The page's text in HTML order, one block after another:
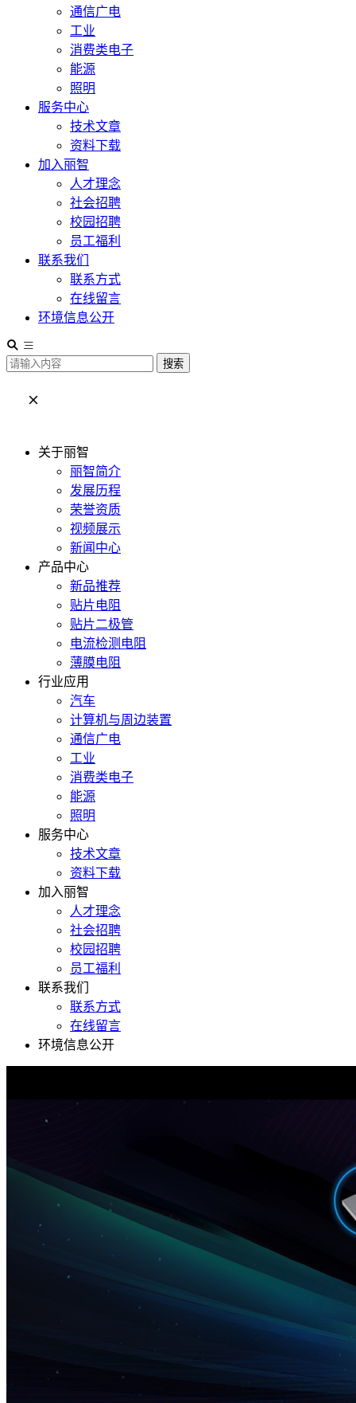
通信广电
工业
消费类电子
能源
照明
服务中心
技术文章
资料下载
加入丽智
人才理念
社会招聘
校园招聘
员工福利
联系我们
联系方式
在线留言
环境信息公开
搜索
关于丽智
丽智简介
发展历程
荣誉资质
视频展示
新闻中心
产品中心
新品推荐
贴片电阻
贴片二极管
电流检测电阻
薄膜电阻
行业应用
汽车
计算机与周边装置
通信广电
工业
消费类电子
能源
照明
服务中心
技术文章
资料下载
加入丽智
人才理念
社会招聘
校园招聘
员工福利
联系我们
联系方式
在线留言
环境信息公开